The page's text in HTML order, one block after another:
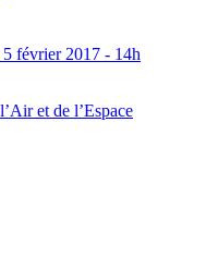
et de l’Espace